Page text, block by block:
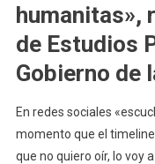
humanitas»,
de Estudios
Gobierno de
En redes sociales
momento que el
que no quiero oír, lo voy